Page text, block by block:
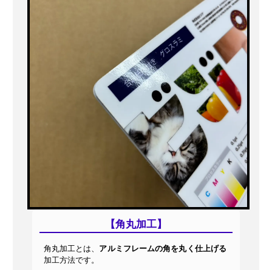
【角丸加工】
角丸加工とは、 アルミフレームの角を丸く仕上げる
加工方法です。